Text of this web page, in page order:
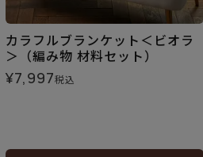
カラフルブランケット＜ビオラ
＞（編み物 材料セット）
¥7,997税込